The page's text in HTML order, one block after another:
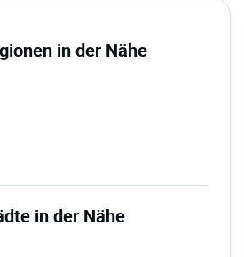
in der Nähe
in der Nähe